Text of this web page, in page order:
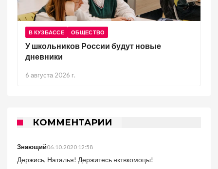
В КУЗБАССЕ ОБЩЕСТВО
У школьников России будут новые
дневники
6 августа 2026 г.
КОММЕНТАРИИ
Знающий06.10.2020 12:58
Держись, Наталья! Держитесь нктвкомоцы!